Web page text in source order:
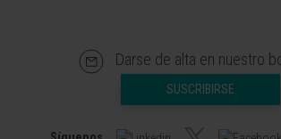
Darse de alta en nuestro
SUSCRIBIRSE